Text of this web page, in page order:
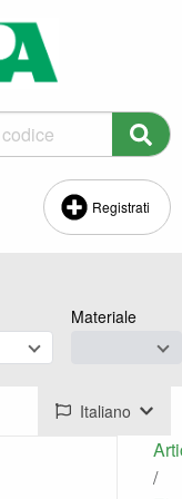
Registrati
Materiale
Italiano
/